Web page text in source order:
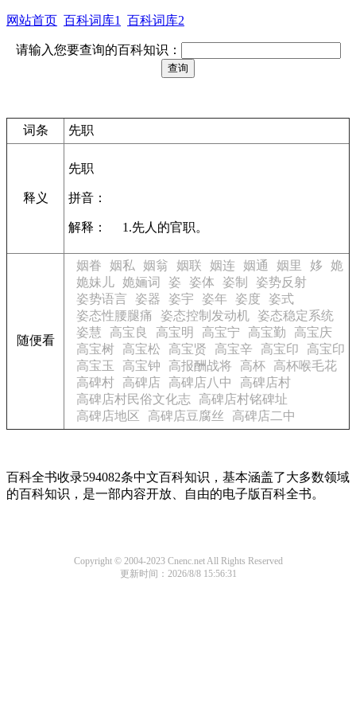
网站首页 百科词库1 百科词库2
请输入您要查询的百科知识：
词条 先职
释义
先职
拼音：
解释： 1.先人的官职。
随便看
姻眷 姻私 姻翁 姻联 姻连 姻通 姻里 姼
姽
姽妹儿 姽婳词 姿 姿体 姿制
姿势反射
姿势语言
姿器 姿宇 姿年 姿度
姿式
姿态性腰腿痛
姿态控制发动机 姿态稳定系统
姿慧
高宝良 高宝明 高宝宁 高宝勤
高宝庆
高宝树
高宝松 高宝贤 高宝辛 高宝印
高宝印
高宝玉
高宝钟 高报酬战将 高杯
高杯喉毛花
高碑村
高碑店 高碑店八中
高碑店村
高碑店村民俗文化志
高碑店村铭碑址
高碑店地区
高碑店豆腐丝 高碑店二中
百科全书收录594082条中文百科知识，基本涵盖了大多数领域
的百科知识，是一部内容开放、自由的电子版百科全书。
Copyright © 2004-2023 Cnenc.net All Rights Reserved
更新时间：2026/8/8 15:56:31